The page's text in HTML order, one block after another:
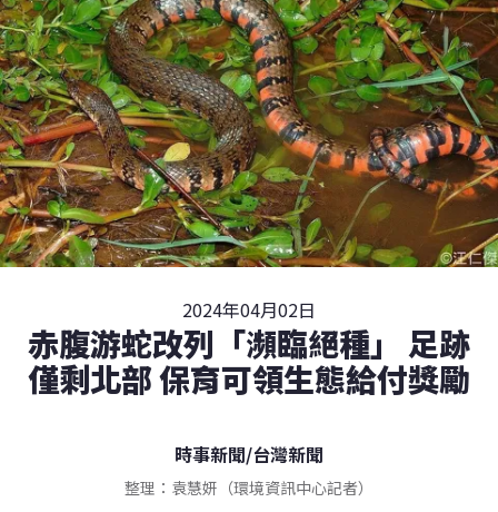
2024年04月02日
赤腹游蛇改列「瀕臨絕種」 足跡
僅剩北部 保育可領生態給付獎勵
時事新聞/台灣新聞
整理：袁慧妍（環境資訊中心記者）